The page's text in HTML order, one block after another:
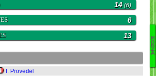
14 (6)
6
13
I. Provedel
M
O
N
Z
A